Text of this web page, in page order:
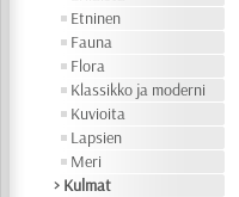
Etninen
Fauna
Flora
Klassikko ja moderni
Kuvioita
Lapsien
Meri
> Kulmat